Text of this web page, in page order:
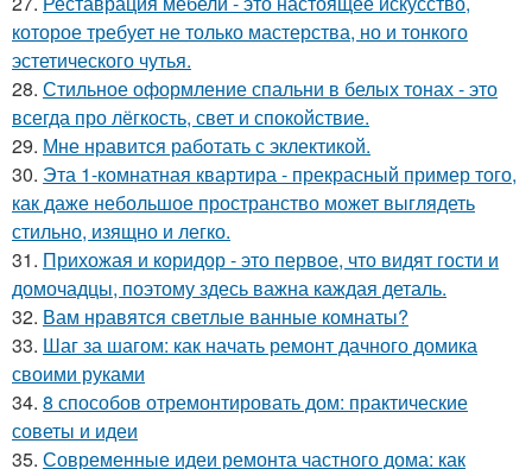
которое требует не только мастерства, но и тонкого
эстетического чутья.
28. Стильное оформление спальни в белых тонах - это
всегда про лёгкость, свет и спокойствие.
29. Мне нравится работать с эклектикой.
30. Эта 1-комнатная квартира - прекрасный пример того,
как даже небольшое пространство может выглядеть
стильно, изящно и легко.
31. Прихожая и коридор - это первое, что видят гости и
домочадцы, поэтому здесь важна каждая деталь.
32. Вам нравятся светлые ванные комнаты?
33. Шаг за шагом: как начать ремонт дачного домика
своими руками
34. 8 способов отремонтировать дом: практические
советы и идеи
35. Современные идеи ремонта частного дома: как